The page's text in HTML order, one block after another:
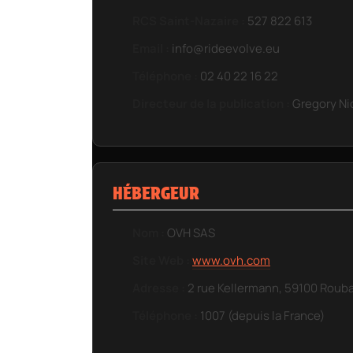
527 822 613
info@rideevolve.eu
02 40 22 16 22
Gregory
HÉBERGEUR
OVH SAS
www.ovh.com
2 rue Kellermann, 59100
1007 (depuis la France)